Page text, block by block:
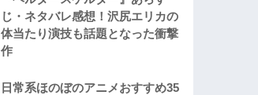
じ・ネタバレ感想！沢尻エリカの
体当たり演技も話題となった衝撃
作
日常系ほのぼのアニメおすすめ35